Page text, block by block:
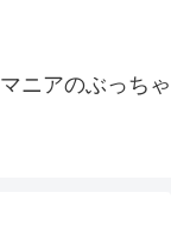
ニアのぶっちゃ